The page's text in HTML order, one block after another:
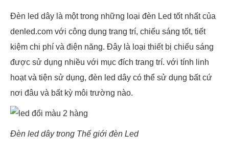
Đèn led dây là một trong những loại đèn Led tốt nhất của
denled.com với công dụng trang trí, chiếu sáng tốt, tiết
kiệm chi phí và điện năng. Đây là loại thiết bị chiếu sáng
được sử dụng nhiều với mục đích trang trí. với tính linh
hoạt và tiện sử dụng, đèn led dây có thể sử dụng bất cứ
nơi đâu và bất kỳ môi trường nào.
Đèn led dây trong Thế giới đèn Led